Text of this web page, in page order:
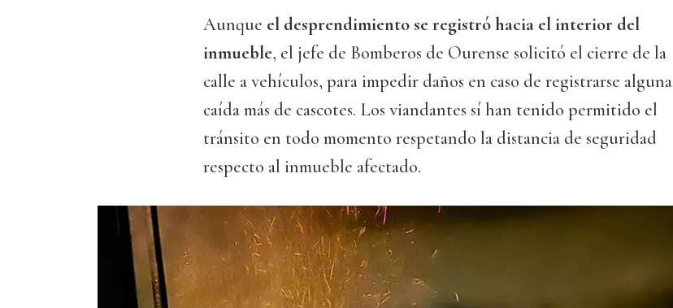
Aunque el desprendimiento se registró hacia el interior del
inmueble, el jefe de Bomberos de Ourense solicitó el cierre de la
calle a vehículos, para impedir daños en caso de registrarse alguna
caída más de cascotes. Los viandantes sí han tenido permitido el
tránsito en todo momento respetando la distancia de seguridad
respecto al inmueble afectado.